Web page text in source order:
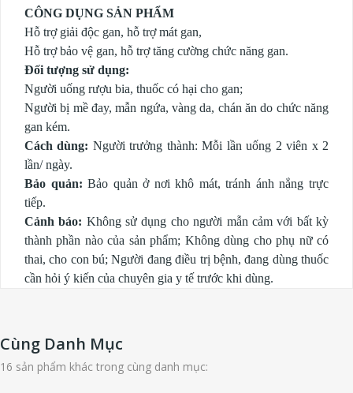
CÔNG DỤNG SẢN PHẨM
Hỗ trợ giải độc gan, hỗ trợ mát gan,
Hỗ trợ bảo vệ gan, hỗ trợ tăng cường chức năng gan.
Đối tượng sử dụng:
Người uống rượu bia, thuốc có hại cho gan;
Người bị mề đay, mẫn ngứa, vàng da, chán ăn do chức năng
gan kém.
Cách dùng: Người trưởng thành: Mỗi lần uống 2 viên x 2
lần/ ngày.
Bảo quản: Bảo quản ở nơi khô mát, tránh ánh nắng trực
tiếp.
Cảnh báo: Không sử dụng cho người mẫn cảm với bất kỳ
thành phần nào của sản phẩm; Không dùng cho phụ nữ có
thai, cho con bú; Người đang điều trị bệnh, đang dùng thuốc
cần hỏi ý kiến của chuyên gia y tế trước khi dùng.
Cùng Danh Mục
16 sản phẩm khác trong cùng danh mục: